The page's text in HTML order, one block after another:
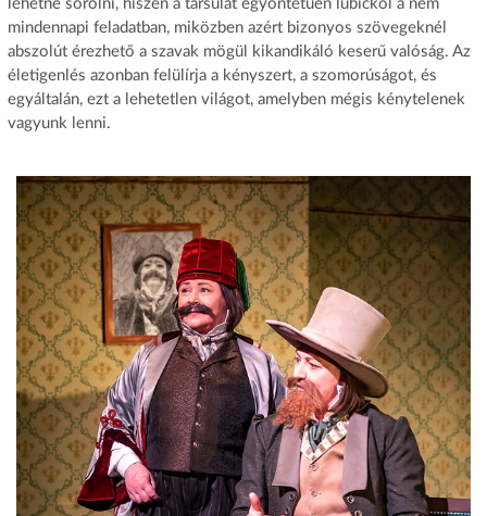
lehetne sorolni, hiszen a társulat egyöntetűen lubickol a nem
mindennapi feladatban, miközben azért bizonyos szövegeknél
abszolút érezhető a szavak mögül kikandikáló keserű valóság. Az
életigenlés azonban felülírja a kényszert, a szomorúságot, és
egyáltalán, ezt a lehetetlen világot, amelyben mégis kénytelenek
vagyunk lenni.